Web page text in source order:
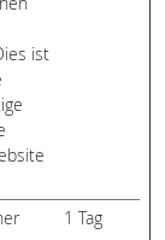
ist
1 Tag